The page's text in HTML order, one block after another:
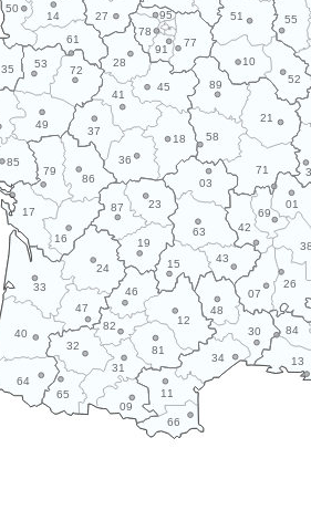
10
11
12
13
14
15
16
17
18
19
21
23
24
26
27
28
30
31
32
33
34
35
36
37
40
41
42
43
45
46
47
48
49
50
51
52
53
55
58
61
63
64
65
66
69
01
03
07
09
71
72
77
78
79
81
82 84
85
86
87
89
91
95